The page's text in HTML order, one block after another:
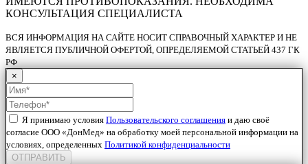
КОНСУЛЬТАЦИЯ СПЕЦИАЛИСТА
ВСЯ ИНФОРМАЦИЯ НА САЙТЕ НОСИТ СПРАВОЧНЫЙ ХАРАКТЕР И НЕ
ЯВЛЯЕТСЯ ПУБЛИЧНОЙ ОФЕРТОЙ, ОПРЕДЕЛЯЕМОЙ СТАТЬЕЙ 437 ГК
РФ
×
Я принимаю условия Пользовательского соглашения и даю своё
согласие ООО «ДонМед» на обработку моей персональной информации на
условиях, определенных Политикой конфиденциальности
ОТПРАВИТЬ